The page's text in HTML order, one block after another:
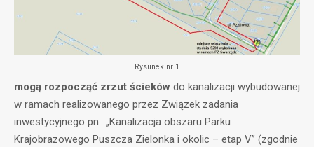
Rysunek nr 1
mogą rozpocząć zrzut ścieków do kanalizacji wybudowanej
w ramach realizowanego przez Związek zadania
inwestycyjnego pn.: „Kanalizacja obszaru Parku
Krajobrazowego Puszcza Zielonka i okolic – etap V” (zgodnie